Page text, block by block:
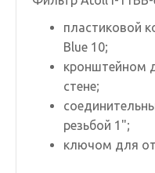
пластиковой
Blue 10;
кронштейном
стене;
резьбой 1";
ключом для